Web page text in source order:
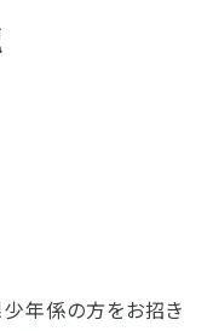
年係の方をお招き